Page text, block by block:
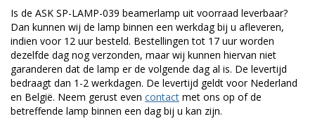
Is de ASK SP-LAMP-039 beamerlamp uit voorraad leverbaar?
Dan kunnen wij de lamp binnen een werkdag bij u afleveren,
indien voor 12 uur besteld. Bestellingen tot 17 uur worden
dezelfde dag nog verzonden, maar wij kunnen hiervan niet
garanderen dat de lamp er de volgende dag al is. De levertijd
bedraagt dan 1-2 werkdagen. De levertijd geldt voor Nederland
en België. Neem gerust even contact met ons op of de
betreffende lamp binnen een dag bij u kan zijn.